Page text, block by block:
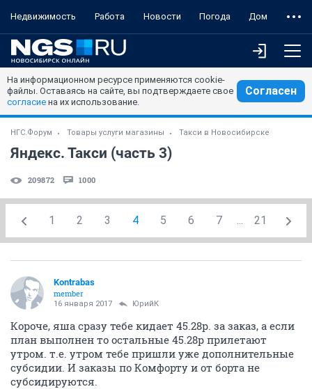
Недвижимость Работа Новости Погода Дом
На информационном ресурсе применяются cookie-
файлы. Оставаясь на сайте, вы подтверждаете свое
согласие на их использование.
Согласен
НГС.Форум Товары услуги магазины Такси в Новосибирске
Яндекс. Такси (часть 3)
209872 1000
1 2 3 4 5 6 7 ... 21
Kontrabas
member
16 января 2017 ЮрийК
Короче, яша сразу тебе кидает 45.28р. за заказ, а если
план выполнен то остальные 45.28р прилетают
утром. т.е. утром тебе пришли уже дополнительные
субсидии. И заказы по Комфорту и от борта не
субсидируются.